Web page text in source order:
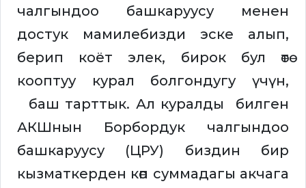
чалгындоо башкаруусу менен
достук мамилебизди эске алып,
берип коёт элек, бирок бул өтө
кооптуу курал болгондугу үчүн,
баш тарттык. Ал куралды билген
АКШнын Борбордук чалгындоо
башкаруусу (ЦРУ) биздин бир
кызматкерден көп суммадагы акчага